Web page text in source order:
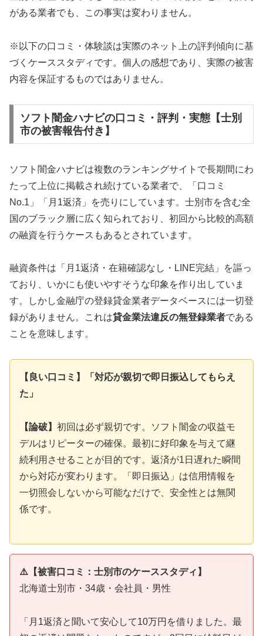
がある業者でも、この事実は変わりません。
※以下の口コミ・体験談は実際のネット上の評判傾向に基
づくケーススタディです。個人の感想であり、実際の被害
内容を保証するものではありません。
ソフト闇金ハナビの口コミ・評判・実態【士別
市の被害報告付き】
ソフト闇金ハナビは複数のランキングサイトで長期間にわ
たって上位に掲載され続けている業者で、「口コミ
No.1」「月1返済」を売りにしています。士別市を含む全
国のブラック層に広く知られており、初回から比較的高額
の融資を行うケースもあるとされています。
融資条件は「月1返済・在籍確認なし・LINE完結」を謳っ
ており、いかにも使いやすそうな印象を作り出していま
す。しかし金融庁の登録貸金業者データベースには一切登
録がありません。これは貸金業法違反の無登録業者である
ことを意味します。
【良い口コミ】「対応が親切で即日振込してもらえ
た」
【論破】 初回は必ず親切です。ソフト闇金の収益モ
デルはリピーターの確保。最初に好印象を与えて継
続利用させることが目的です。返済が1日遅れた瞬間
から対応が変わります。「即日振込」は信用情報を
一切照会しないから可能なだけで、安全性とは無関
係です。
⚠️【被害口コミ：士別市のケーススタディ】
北海道士別市・34歳・会社員・男性
「月1返済と聞いて安心して10万円を借りました。最